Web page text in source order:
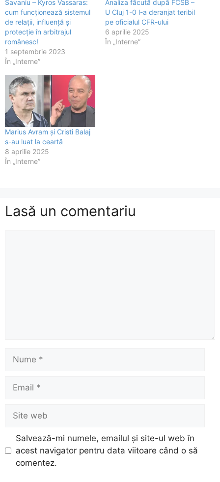
Savaniu – Kyros Vassaras:
cum funcționează sistemul
de relații, influență și
protecție în arbitrajul
românesc!
1 septembrie 2023
În „Interne”
Analiza făcută după FCSB –
U Cluj 1-0 l-a deranjat teribil
pe oficialul CFR-ului
6 aprilie 2025
În „Interne”
Marius Avram și Cristi Balaj
s-au luat la ceartă
8 aprilie 2025
În „Interne”
Lasă un comentariu
web
Salvează-mi numele, emailul și site-ul web în
acest navigator pentru data viitoare când o să
comentez.